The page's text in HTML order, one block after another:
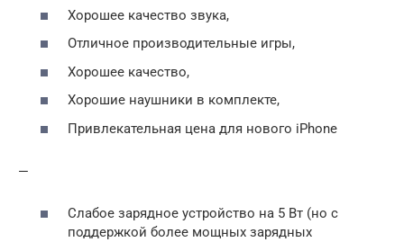
Хорошее качество звука,
Отличное производительные игры,
Хорошее качество,
Хорошие наушники в комплекте,
Привлекательная цена для нового iPhone
—
Слабое зарядное устройство на 5 Вт (но с
поддержкой более мощных зарядных